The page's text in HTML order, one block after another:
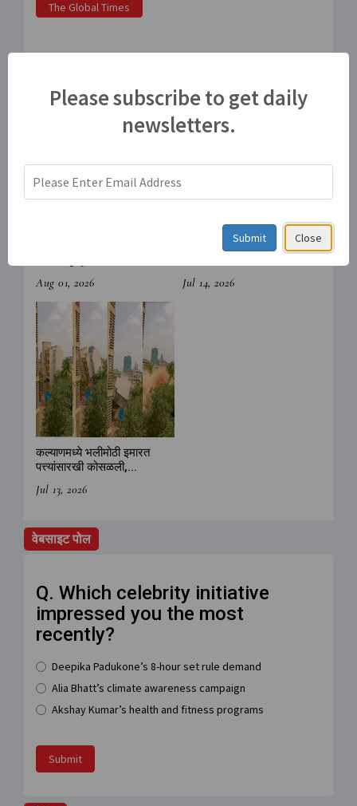
The Global Times
Aug 01, 2026
प्रवीण बागडे यांची स्वीय
Jul 14, 2026
कल्याणमध्ये भलीमोठी इमारत
पत्त्यांसारखी कोसळली,...
Jul 13, 2026
वेबसाइट पोल
Q. Which celebrity initiative
impressed you the most
recently?
Deepika Padukone’s 8-hour set rule demand
Alia Bhatt’s climate awareness campaign
Akshay Kumar’s health and fitness programs
Submit
Please subscribe to get daily
newsletters.
Submit Close